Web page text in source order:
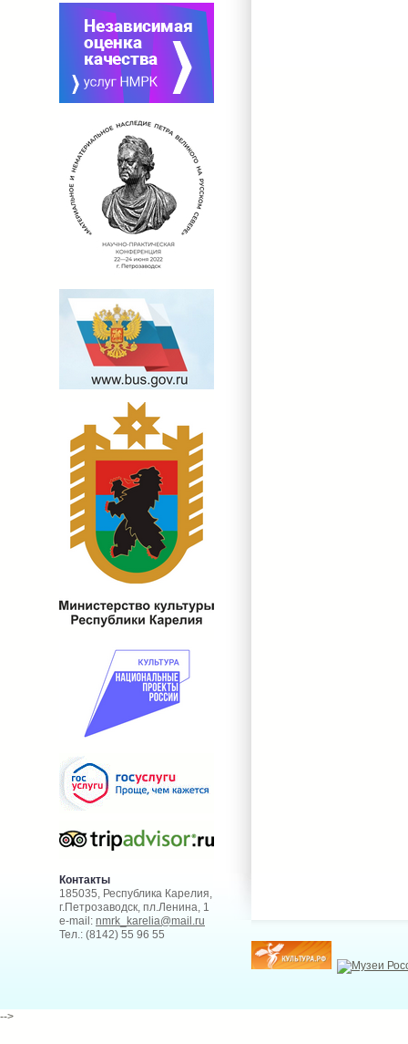
Контакты
185035, Республика Карелия,
г.Петрозаводск, пл.Ленина, 1
e-mail: nmrk_karelia@mail.ru
Тел.: (8142) 55 96 55
-->